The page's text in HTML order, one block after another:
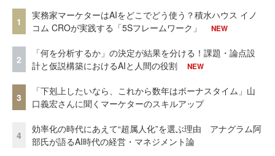
1
実務家マーケターはAIをどこでどう使う？積水ハウス イノ
コム CROが実践する「5Sフレームワーク」
NEW
2
「何を分析するか」の決定が結果を分ける！課題・論点設
計と仮説構築におけるAIと人間の役割
NEW
3
「下剋上したいなら、これから数年はボーナスタイム」山
口義宏さんに聞くマーケターのスキルアップ
4
効率化の時代にあえて“超属人化”を選ぶ理由 アナグラム阿
部氏が語るAI時代の経営・マネジメント論